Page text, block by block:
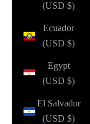
(USD $)
Ecuador
(USD $)
Egypt
(USD $)
El Salvador
(USD $)